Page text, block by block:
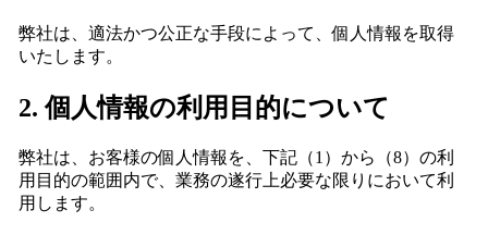
弊社は、適法かつ公正な手段によって、個人情報を取得
いたします。
2. 個人情報の利用目的について
弊社は、お客様の個人情報を、下記（1）から（8）の利
用目的の範囲内で、業務の遂行上必要な限りにおいて利
用します。